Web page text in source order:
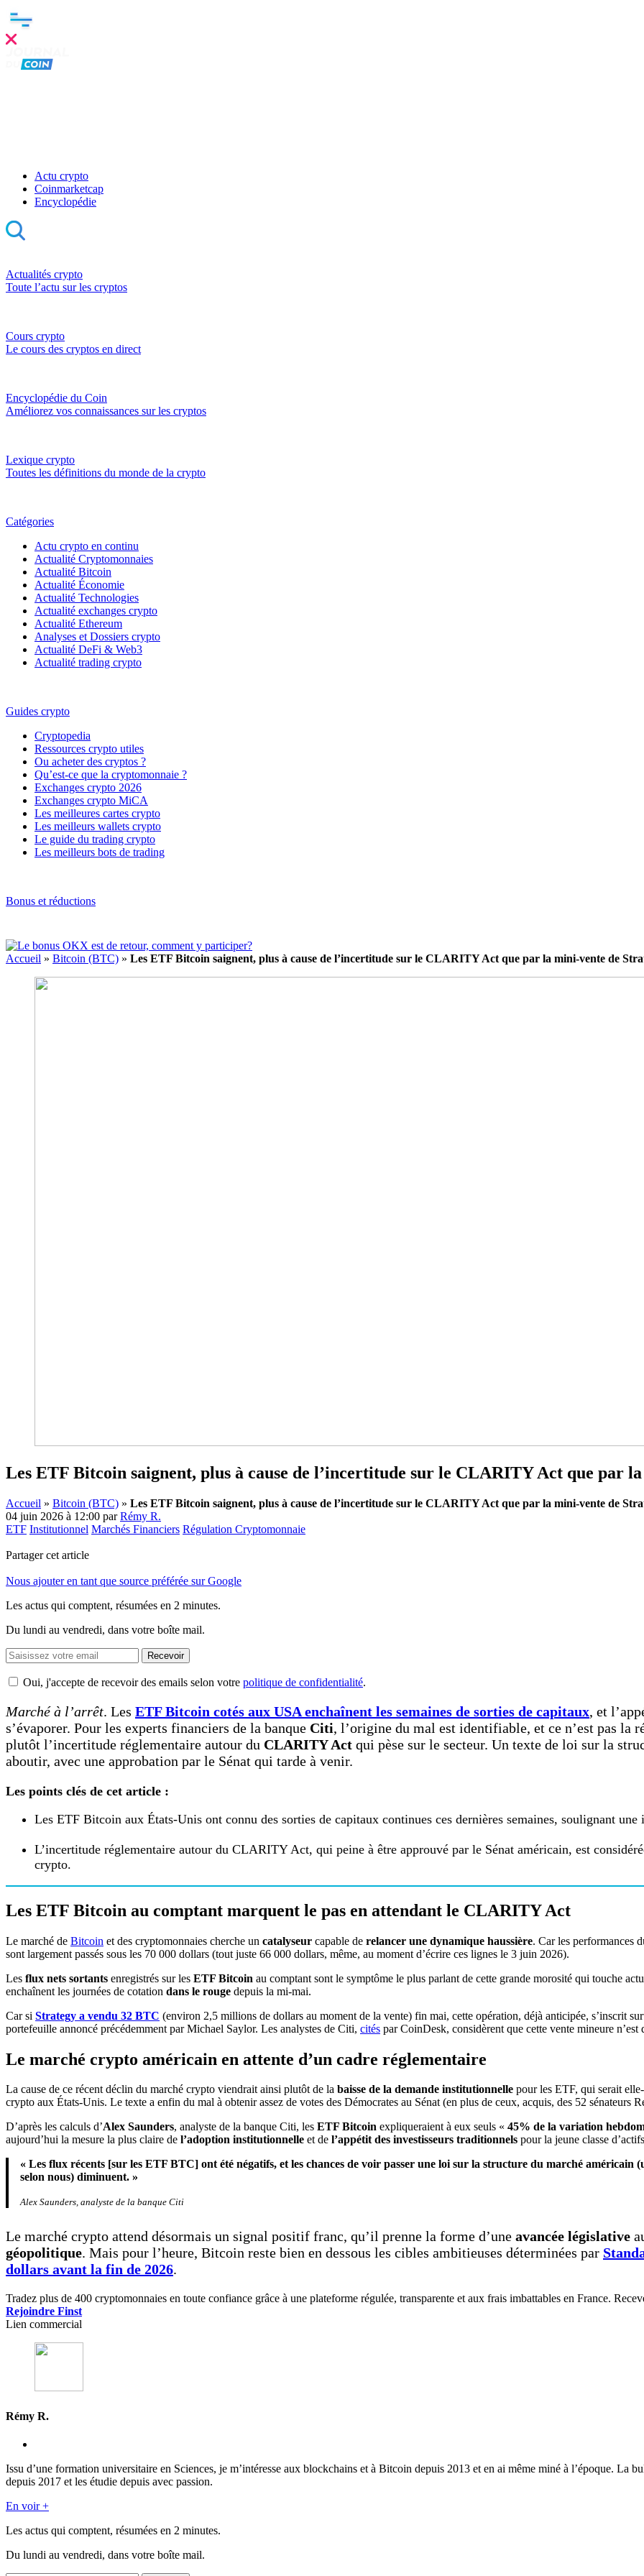
Actu crypto
Coinmarketcap
Encyclopédie
Actualités crypto
Toute l’actu sur les cryptos
Cours crypto
Le cours des cryptos en direct
Encyclopédie du Coin
Améliorez vos connaissances sur les cryptos
Lexique crypto
Toutes les définitions du monde de la crypto
Catégories
Actu crypto en continu
Actualité Cryptomonnaies
Actualité Bitcoin
Actualité Économie
Actualité Technologies
Actualité exchanges crypto
Actualité Ethereum
Analyses et Dossiers crypto
Actualité DeFi & Web3
Actualité trading crypto
Guides crypto
Cryptopedia
Ressources crypto utiles
Ou acheter des cryptos ?
Qu’est-ce que la cryptomonnaie ?
Exchanges crypto 2026
Exchanges crypto MiCA
Les meilleures cartes crypto
Les meilleurs wallets crypto
Le guide du trading crypto
Les meilleurs bots de trading
Bonus et réductions
Accueil » Bitcoin (BTC) » Les ETF Bitcoin saignent, plus à cause de l’incertitude sur le CLARITY Act que par la mini-vente de
Les ETF Bitcoin saignent, plus à cause de l’incertitude sur le CLARITY Act que par
Accueil » Bitcoin (BTC) » Les ETF Bitcoin saignent, plus à cause de l’incertitude sur le CLARITY Act que par la mini-vente de
04 juin 2026 à 12:00 parRémy R.
ETF Institutionnel Marchés Financiers Régulation Cryptomonnaie
Partager cet article
Nous ajouter en tant que source préférée sur Google
Les actus qui comptent, résumées en 2 minutes.
Du lundi au vendredi, dans votre boîte mail.
Recevoir
Oui, j'accepte de recevoir des emails selon votre politique de confidentialité.
Marché à l’arrêt. Les ETF Bitcoin cotés aux USA enchaînent les semaines de sorties de capitaux, et
s’évaporer. Pour les experts financiers de la banque Citi, l’origine du mal est identifiable, et ce n’est pas la
plutôt l’incertitude réglementaire autour du CLARITY Act qui pèse sur le secteur. Un texte de loi sur la
aboutir, avec une approbation par le Sénat qui tarde à venir.
Les points clés de cet article :
Les ETF Bitcoin aux États-Unis ont connu des sorties de capitaux continues ces dernières semaines, soulignant
L’incertitude réglementaire autour du CLARITY Act, qui peine à être approuvé par le Sénat américain, est
crypto.
Les ETF Bitcoin au comptant marquent le pas en attendant le CLARITY Act
Le marché de Bitcoin et des cryptomonnaies cherche un catalyseur capable de relancer une dynamique haussière. Car les performances
sont largement passés sous les 70 000 dollars (tout juste 66 000 dollars, même, au moment d’écrire ces lignes le 3 juin 2026).
Les flux nets sortants enregistrés sur les ETF Bitcoin au comptant sont le symptôme le plus parlant de cette grande morosité qui touche
enchaînent les journées de cotation dans le rouge depuis la mi-mai.
Car si Strategy a vendu 32 BTC (environ 2,5 millions de dollars au moment de la vente) fin mai, cette opération, déjà anticipée, s’inscrit
portefeuille annoncé précédemment par Michael Saylor. Les analystes de Citi, cités par CoinDesk, considèrent que cette vente mineure n’est
Le marché crypto américain en attente d’un cadre réglementaire
La cause de ce récent déclin du marché crypto viendrait ainsi plutôt de la baisse de la demande institutionnelle pour les ETF, qui serait
crypto aux États-Unis. Le texte a enfin du mal à obtenir assez de votes des Démocrates au Sénat (en plus de ceux, acquis, des 52
D’après les calculs d’Alex Saunders, analyste de la banque Citi, les ETF Bitcoin expliqueraient à eux seuls « 45% de la variation
aujourd’hui la mesure la plus claire de l’adoption institutionnelle et de l’appétit des investisseurs traditionnels pour la jeune classe
« Les flux récents [sur les ETF BTC] ont été négatifs, et les chances de voir passer une loi sur la structure du marché américain
selon nous) diminuent. »
Alex Saunders, analyste de la banque Citi
Le marché crypto attend désormais un signal positif franc, qu’il prenne la forme d’une avancée législative
géopolitique. Mais pour l’heure, Bitcoin reste bien en dessous les cibles ambitieuses déterminées par
dollars avant la fin de 2026.
Tradez plus de 400 cryptomonnaies en toute confiance grâce à une plateforme régulée, transparente et aux frais imbattables en France.
Rejoindre Finst
Lien commercial
Rémy R.
Issu d’une formation universitaire en Sciences, je m’intéresse aux blockchains et à Bitcoin depuis 2013 et en ai même miné à l’époque. La
depuis 2017 et les étudie depuis avec passion.
En voir +
Les actus qui comptent, résumées en 2 minutes.
Du lundi au vendredi, dans votre boîte mail.